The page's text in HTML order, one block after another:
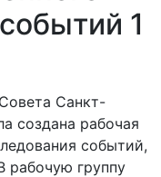
1
Санкт-
создана рабочая
событий,
рабочую группу